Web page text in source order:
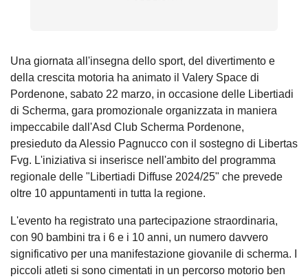
Una giornata all'insegna dello sport, del divertimento e
della crescita motoria ha animato il Valery Space di
Pordenone, sabato 22 marzo, in occasione delle Libertiadi
di Scherma, gara promozionale organizzata in maniera
impeccabile dall'Asd Club Scherma Pordenone,
presieduto da Alessio Pagnucco con il sostegno di Libertas
Fvg. L'iniziativa si inserisce nell'ambito del programma
regionale delle "Libertiadi Diffuse 2024/25" che prevede
oltre 10 appuntamenti in tutta la regione.
L'evento ha registrato una partecipazione straordinaria,
con 90 bambini tra i 6 e i 10 anni, un numero davvero
significativo per una manifestazione giovanile di scherma. I
piccoli atleti si sono cimentati in un percorso motorio ben